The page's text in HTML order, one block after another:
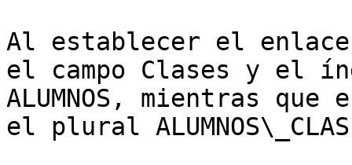
Al establecer el
el campo Clases y el
ALUMNOS, mientras
el plural